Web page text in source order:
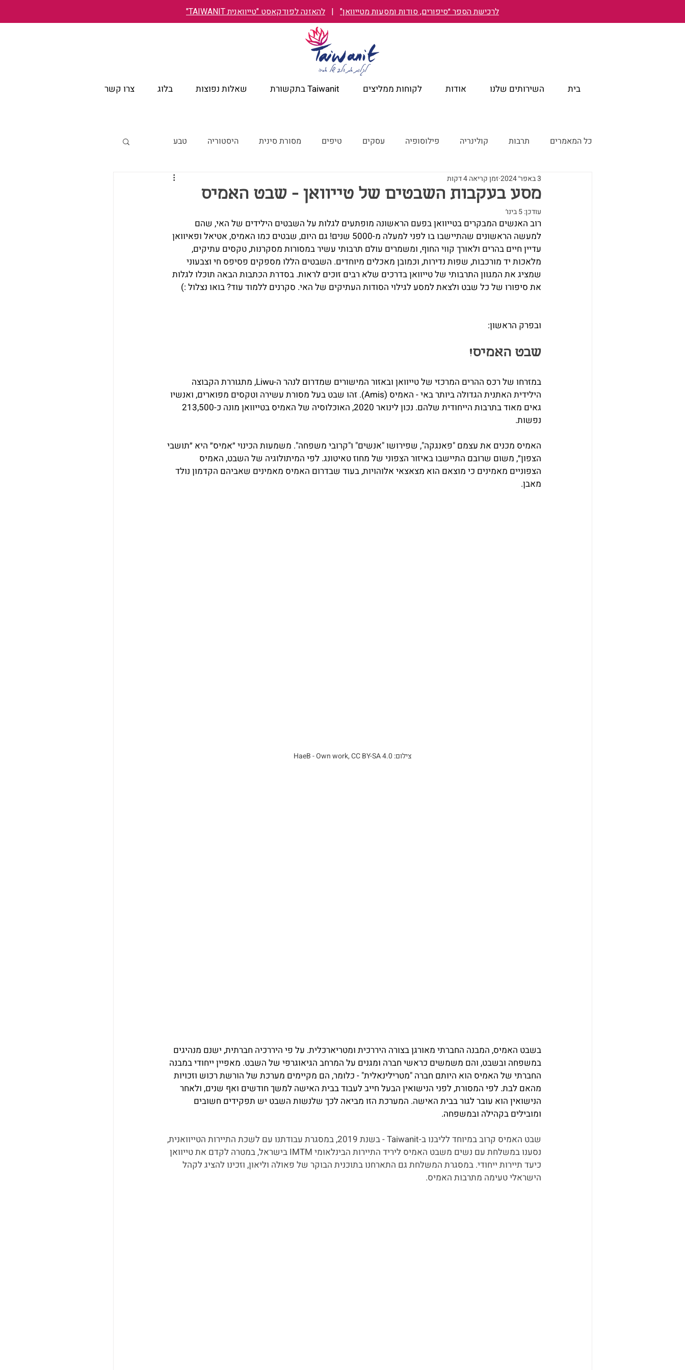
לרכישת הספר ״סיפורים, סודות ומסעות מטייוואן" | להאזנה לפודקאסט "טייוואנית TAIWANIT"
בית השירותים שלנו אודות לקוחות ממליצים Taiwanit בתקשורת שאלות נפוצות בלוג צרו קשר
כל המאמרים תרבות קולינריה פילוסופיה עסקים טיפים מסורת סינית היסטוריה טבע
טייוואן מבעד לעיניים ישראליות מלונות מומלצים
טייוואן דרך עדשת המצלמה
מסע בעקבות השבטים של טייוואן - שבט האמיס
3 באפר׳ 2024 זמן קריאה 4 דקות
עודכן:5 בינו׳
רוב האנשים המבקרים בטייוואן בפעם הראשונה מופתעים לגלות על השבטים הילידים של האי, שהם
למעשה הראשונים שהתיישבו בו לפני למעלה מ-5000 שנים! גם היום, שבטים כמו האמיס, אטיאל ופאיוואן
עדיין חיים בהרים ולאורך קווי החוף, ומשמרים עולם תרבותי עשיר במסורות מסקרנות, טקסים עתיקים,
מלאכות יד מורכבות, שפות נדירות, וכמובן מאכלים מיוחדים. השבטים הללו מספקים פסיפס חי וצבעוני
שמציג את המגוון התרבותי של טייוואן בדרכים שלא רבים זוכים לראות. בסדרת הכתבות הבאה תוכלו לגלות
את סיפורו של כל שבט ולצאת למסע לגילוי הסודות העתיקים של האי. סקרנים ללמוד עוד? בואו נצלול :)
ובפרק הראשון:
שבט האמיס!
במזרחו של רכס ההרים המרכזי של טייוואן ובאזור המישורים שמדרום לנהר ה-Liwu, מתגוררת הקבוצה
הילידית האתנית הגדולה ביותר באי - האמיס (Amis). זהו שבט בעל מסורת עשירה וטקסים מפוארים, ואנשיו
נפשות.
האמיס מכנים את עצמם "פאנגקה", שפירושו "אנשים" ו"קרובי משפחה". משמעות הכינוי ״אמיס״ היא ״תושבי
הצפון״, משום שרובם התיישבו באיזור הצפוני של מחוז טאיטונג. לפי המיתולוגיה של השבט, האמיס
הצפוניים מאמינים כי מוצאם הוא מצאצאי אלוהויות, בעוד שבדרום האמיס מאמינים שאביהם הקדמון נולד
מאבן.
צילום: HaeB - Own work, CC BY-SA 4.0
בשבט האמיס, המבנה החברתי מאורגן בצורה היררכית ומטריארכלית. על פי היררכיה חברתית, ישנם מנהיגים
במשפחה ובשבט, והם משמשים כראשי חברה ומגנים על המרחב הגיאוגרפי של השבט. מאפיין ייחודי במבנה
החברתי של האמיס הוא היותם חברה "מטרילינאלית" - כלומר, הם מקיימים מערכת של הורשת רכוש וזכויות
מהאם לבת. לפי המסורת, לפני הנישואין הבעל חייב לעבוד בבית האישה למשך חודשים ואף שנים, ולאחר
הנישואין הוא עובר לגור בבית האישה. המערכת הזו מביאה לכך שלנשות השבט יש תפקידים חשובים
ומובילים בקהילה ובמשפחה.
שבט האמיס קרוב במיוחד לליבנו ב-Taiwanit - בשנת 2019, במסגרת עבודתנו עם לשכת התיירות הטייוואנית,
נסענו במשלחת עם נשים משבט האמיס ליריד התיירות הבינלאומי IMTM בישראל, במטרה לקדם את טייוואן
כיעד תיירות ייחודי. במסגרת המשלחת גם התארחנו בתוכנית הבוקר של פאולה וליאון, וזכינו להציג לקהל
הישראלי טעימה מתרבות האמיס.